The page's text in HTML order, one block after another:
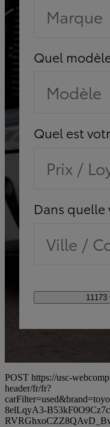
Marque
Quel
Modèle
Quel est
Prix /
Dans quelle
Ville /
11173
POST https://usc-
header/fr/fr?
8elLqyA3-